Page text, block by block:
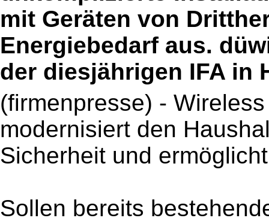
mit Geräten von
Energiebedarf aus.
der diesjährigen IFA in
(firmenpresse) -
modernisiert den
Sicherheit und
Sollen bereits